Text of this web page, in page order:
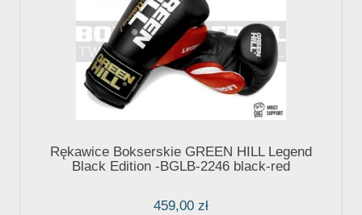
Rękawice Bokserskie GREEN HILL Legend
Black Edition -BGLB-2246 black-red
459,00 zł